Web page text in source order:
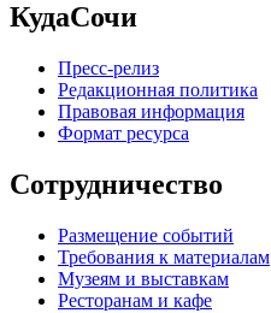
КудаСочи
Пресс-релиз
Редакционная политика
Правовая информация
Формат ресурса
Сотрудничество
Размещение событий
Требования к материалам
Музеям и выставкам
Ресторанам и кафе